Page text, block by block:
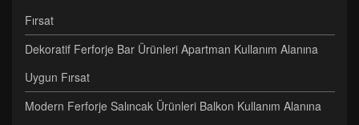
Fırsat
Dekoratif Ferforje Bar Ürünleri Apartman Kullanım Alanına
Uygun Fırsat
Modern Ferforje Salıncak Ürünleri Balkon Kullanım Alanına